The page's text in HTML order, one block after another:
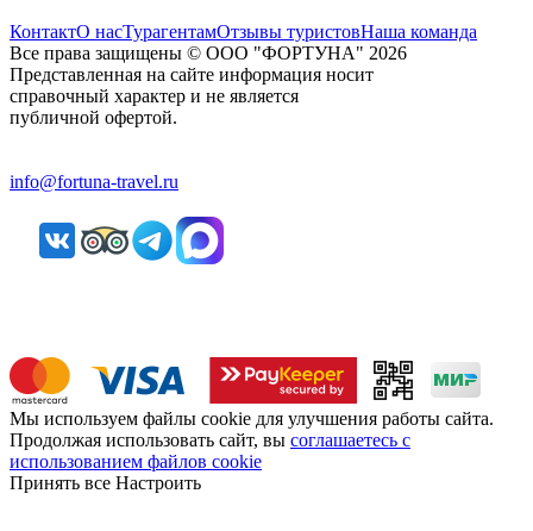
КонтактО насТурагентамОтзывы туристовНаша команда
Все права защищены © ООО "ФОРТУНА" 2026
Представленная на сайте информация носит
справочный характер и не является
публичной офертой.
info@fortuna-travel.ru
Мы используем файлы cookie для улучшения работы сайта.
Продолжая использовать сайт, вы соглашаетесь с
использованием файлов cookie
Принять все Настроить